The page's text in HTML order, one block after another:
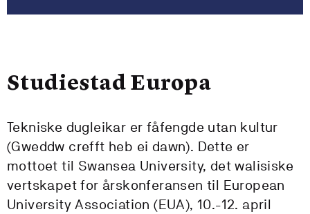
Studiestad Europa
Tekniske dugleikar er fåfengde utan kultur
(Gweddw crefft heb ei dawn). Dette er
mottoet til Swansea University, det walisiske
vertskapet for årskonferansen til European
University Association (EUA), 10.-12. april